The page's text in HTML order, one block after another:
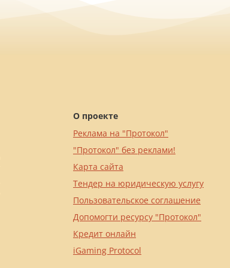
О проекте
Реклама на "Протокол"
"Протокол" без реклами!
Карта сайта
Тендер на юридическую услугу
Пользовательское соглашение
Допомогти ресурсу "Протокол"
Кредит онлайн
iGaming Protocol